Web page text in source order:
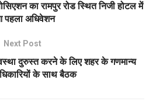
का रामपुर रोड स्थित निजी होटल में
पहला अधिवेशन
Next Post
दुरुस्त करने के लिए शहर के गणमान्य
के साथ बैठक